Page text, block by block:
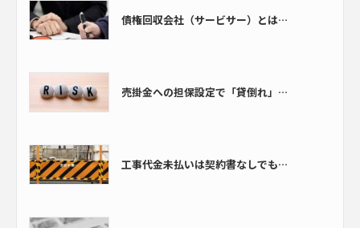
債権回収会社（サービサー）とは…
売掛金への担保設定で「貸倒れ」…
工事代金未払いは契約書なしでも…